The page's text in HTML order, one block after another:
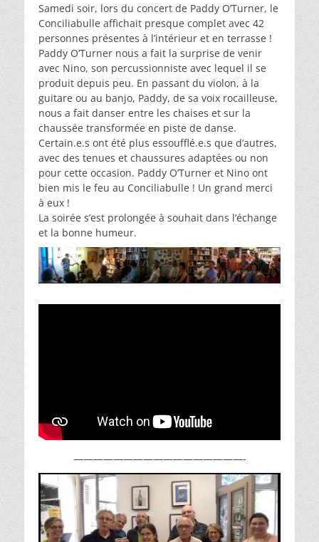
Samedi soir, lors du concert de Paddy O’Turner, le
Conciliabulle affichait presque complet avec 42
personnes présentes à l’intérieur et en terrasse !
Paddy O’Turner nous a fait la surprise de venir
avec Nino, son percussionniste avec lequel il se
produit depuis peu. En passant du violon, à la
guitare ou au banjo, Paddy, de sa voix rocailleuse,
nous a fait danser entre les chaises et sur la
chaussée transformée en piste de danse.
Certain.e.s ont été plus essoufflé.e.s que d’autres,
avec des tenues et chaussures adaptées ou non
pour cette occasion. Paddy O’Turner et Nino ont
bien mis le feu au Conciliabulle ! Un grand merci
à eux !
La soirée s’est prolongée à souhait dans l’échange
et la bonne humeur.
—————————————————-